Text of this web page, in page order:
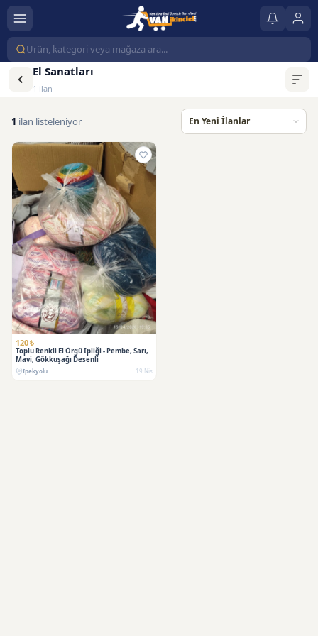
El Sanatları
1 ilan
1 ilan listeleniyor
120 ₺
Toplu Renkli El Örgü Ipliği - Pembe, Sarı,
Mavi, Gökkuşağı Desenli
İpekyolu 19 Nis